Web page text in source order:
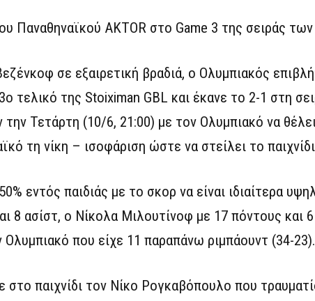
Παναθηναϊκού AKTOR στο Game 3 της σειράς
σε εξαιρετική βραδιά, ο Ολυμπιακός
τελικό της Stoiximan GBL και έκανε το 2-1 στη
Τετάρτη (10/6, 21:00) με τον Ολυμπιακό να
τη νίκη – ισοφάριση ώστε να στείλει το
εντός παιδιάς με το σκορ να είναι ιδιαίτερα
8 ασίστ, ο Νίκολα Μιλουτίνοφ με 17 πόντους και
που είχε 11 παραπάνω ριμπάουντ (34-23).
στο παιχνίδι τον Νίκο Ρογκαβόπουλο που